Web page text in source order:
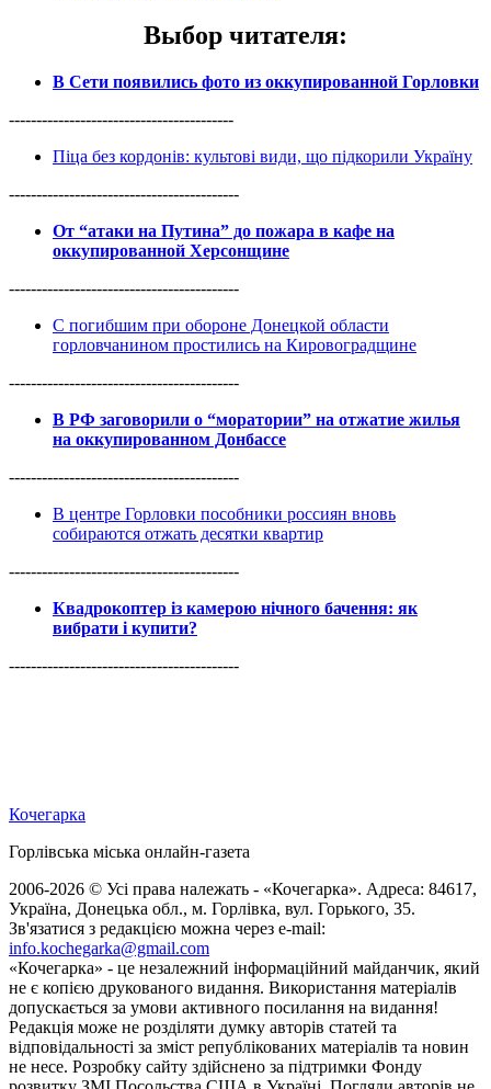
Выбор читателя:
В Сети появились фото из оккупированной Горловки
-----------------------------------------
Піца без кордонів: культові види, що підкорили Україну
------------------------------------------
От “атаки на Путина” до пожара в кафе на
оккупированной Херсонщине
------------------------------------------
С погибшим при обороне Донецкой области
горловчанином простились на Кировоградщине
------------------------------------------
В РФ заговорили о “моратории” на отжатие жилья
на оккупированном Донбассе
------------------------------------------
В центре Горловки пособники россиян вновь
собираются отжать десятки квартир
------------------------------------------
Квадрокоптер із камерою нічного бачення: як
вибрати і купити?
------------------------------------------
Кочегарка
Горлівська міська онлайн-газета
2006-2026 © Усі права належать - «Кочегарка». Адреса: 84617,
Україна, Донецька обл., м. Горлівка, вул. Горького, 35.
Зв'язатися з редакцією можна через e-mail:
info.kochegarka@gmail.com
«Кочегарка» - це незалежний інформаційний майданчик, який
не є копією друкованого видання. Використання матеріалів
допускається за умови активного посилання на видання!
Редакція може не розділяти думку авторів статей та
відповідальності за зміст републікованих матеріалів та новин
не несе. Розробку сайту здійснено за підтримки Фонду